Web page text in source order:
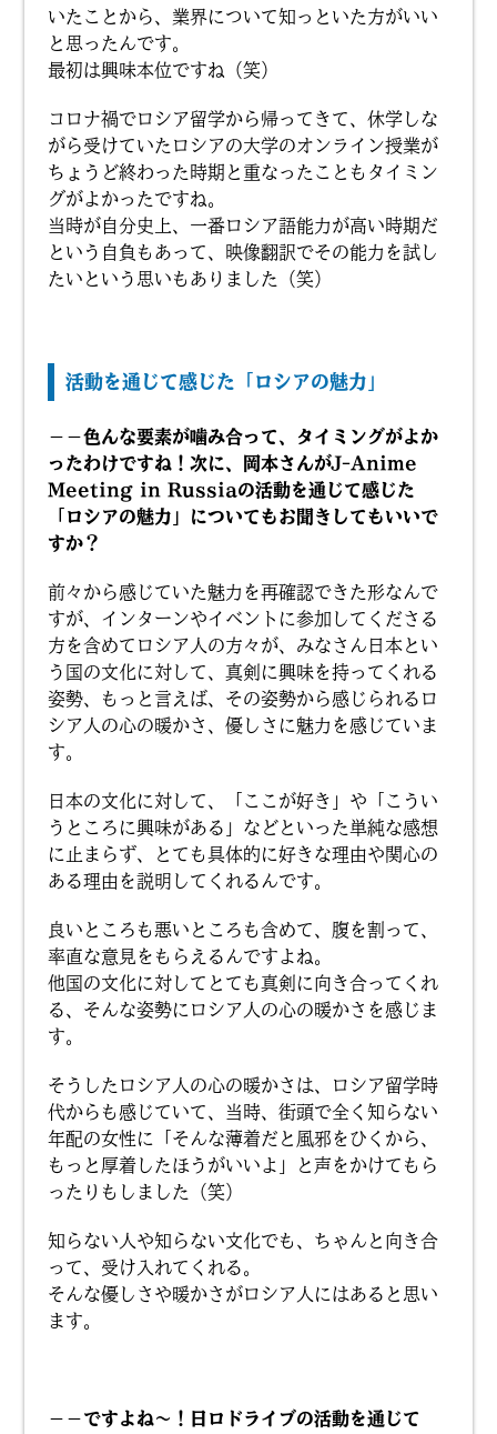
いたことから、業界について知っといた方がいい
と思ったんです。
最初は興味本位ですね（笑）
コロナ禍でロシア留学から帰ってきて、休学しな
がら受けていたロシアの大学のオンライン授業が
ちょうど終わった時期と重なったこともタイミン
グがよかったですね。
当時が自分史上、一番ロシア語能力が高い時期だ
という自負もあって、映像翻訳でその能力を試し
たいという思いもありました（笑）
活動を通じて感じた「ロシアの魅力」
－－色んな要素が噛み合って、タイミングがよか
ったわけですね！次に、岡本さんがJ-Anime
Meeting in Russiaの活動を通じて感じた
「ロシアの魅力」についてもお聞きしてもいいで
すか？
前々から感じていた魅力を再確認できた形なんで
すが、インターンやイベントに参加してくださる
方を含めてロシア人の方々が、みなさん日本とい
う国の文化に対して、真剣に興味を持ってくれる
姿勢、もっと言えば、その姿勢から感じられるロ
シア人の心の暖かさ、優しさに魅力を感じていま
す。
日本の文化に対して、「ここが好き」や「こうい
うところに興味がある」などといった単純な感想
に止まらず、とても具体的に好きな理由や関心の
ある理由を説明してくれるんです。
良いところも悪いところも含めて、腹を割って、
率直な意見をもらえるんですよね。
他国の文化に対してとても真剣に向き合ってくれ
る、そんな姿勢にロシア人の心の暖かさを感じま
す。
そうしたロシア人の心の暖かさは、ロシア留学時
代からも感じていて、当時、街頭で全く知らない
年配の女性に「そんな薄着だと風邪をひくから、
もっと厚着したほうがいいよ」と声をかけてもら
ったりもしました（笑）
知らない人や知らない文化でも、ちゃんと向き合
って、受け入れてくれる。
そんな優しさや暖かさがロシア人にはあると思い
ます。
－－ですよね〜！日ロドライブの活動を通じて